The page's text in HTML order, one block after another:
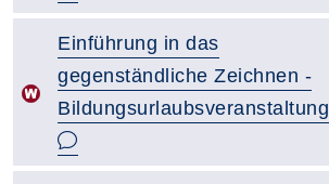
Einführung in das
gegenständliche Zeichnen -
Bildungsurlaubsveranstaltung